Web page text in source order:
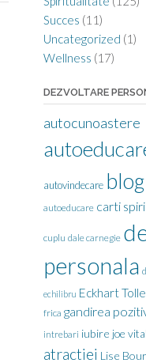
Succes (11)
Uncategorized (1)
Wellness (17)
DEZVOLTARE
autocunoastere
autovindecare blog
autoeducare carti
cuplu dale carnegie
personala
echilibru Eckhart Tolle
frica gandirea
intrebari iubire joe
atractiei Lise